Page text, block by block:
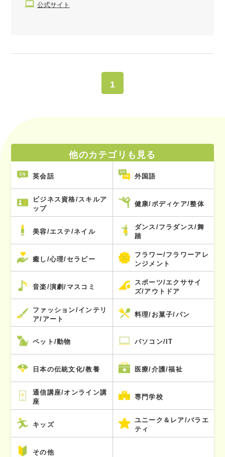
公式サイト
1
他のカテゴリも見る
英会話 外国語
ビジネス資格/スキルア
ップ
健康/ボディケア/整体
美容/エステ/ネイル
ダンス/フラダンス/舞
踏
癒し/心理/セラピー
フラワー/フラワーアレ
ンジメント
音楽/演劇/マスコミ
スポーツ/エクササイ
ズ/アウトドア
ファッション/インテリ
ア/アート
料理/お菓子/パン
ペット/動物 パソコン/IT
日本の伝統文化/教養 医療/介護/福祉
通信講座/オンライン講
座
専門学校
キッズ
ユニーク＆レア/バラエ
ティ
その他